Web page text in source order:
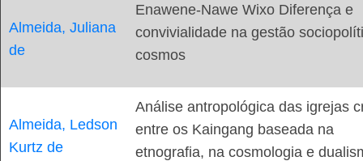
Almeida, Juliana
de
Enawene-Nawe Wixo Diferença e
convivialidade na gestão
cosmos
Almeida, Ledson
Kurtz de
Análise antropológica das igrejas
entre os Kaingang baseada na
etnografia, na cosmologia e